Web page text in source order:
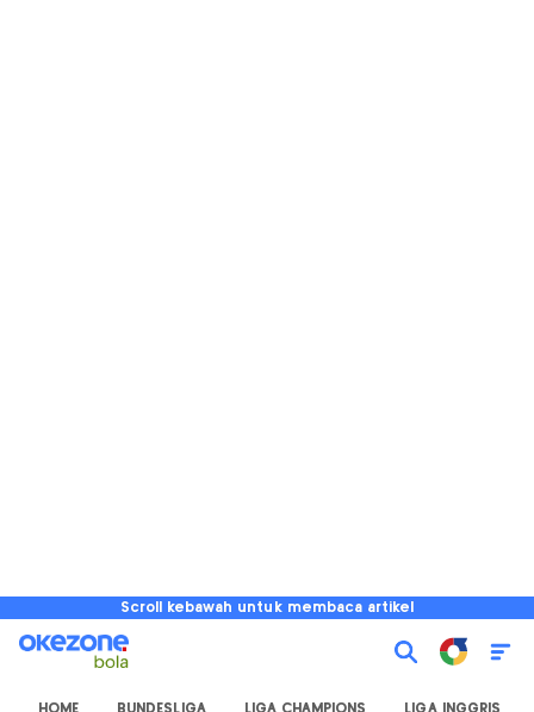
Scroll kebawah untuk membaca artikel
HOME BUNDESLIGA LIGA CHAMPIONS LIGA INGGRIS